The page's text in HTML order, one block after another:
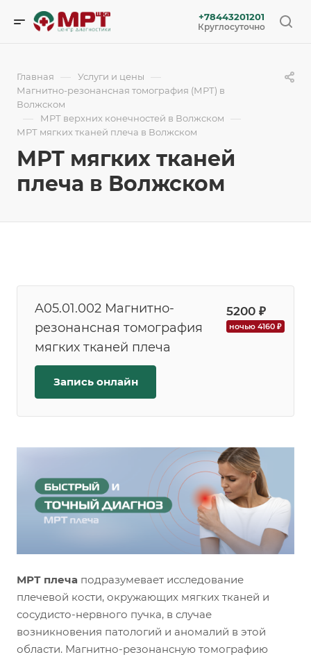
+78443201201
Круглосуточно
Главная — Услуги и цены —
Магнитно-резонансная томография (МРТ) в
Волжском
— МРТ верхних конечностей в Волжском —
МРТ мягких тканей плеча в Волжском
МРТ мягких тканей
плеча в Волжском
A05.01.002 Магнитно-
резонансная томография
мягких тканей плеча
5200 ₽
ночью 4160 ₽
Запись онлайн
МРТ плеча подразумевает исследование
плечевой кости, окружающих мягких тканей и
сосудисто-нервного пучка, в случае
возникновения патологий и аномалий в этой
области. Магнитно-резонансную томографию